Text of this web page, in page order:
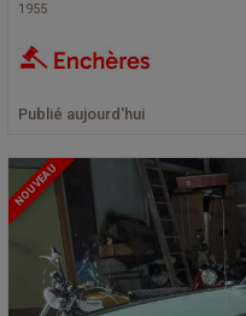
1955
Publié aujourd'hui
NOUVEAU